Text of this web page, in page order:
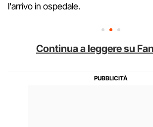
l'arrivo in ospedale.
Continua a leggere su